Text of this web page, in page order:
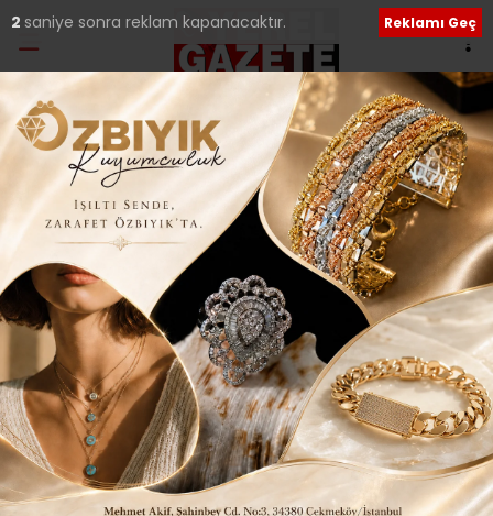
Ana Sayfa›Yerel Haberler
SULTANBEYLİ’DE SANAT
MEVSİMİ..
Giriş: 25-09-2014 22:24
Güncelleme: 14-02-2018 14:28
190 Yerel Haberler
ABONE OL
1 saniye sonra reklam kapanacaktır. Reklamı Geç